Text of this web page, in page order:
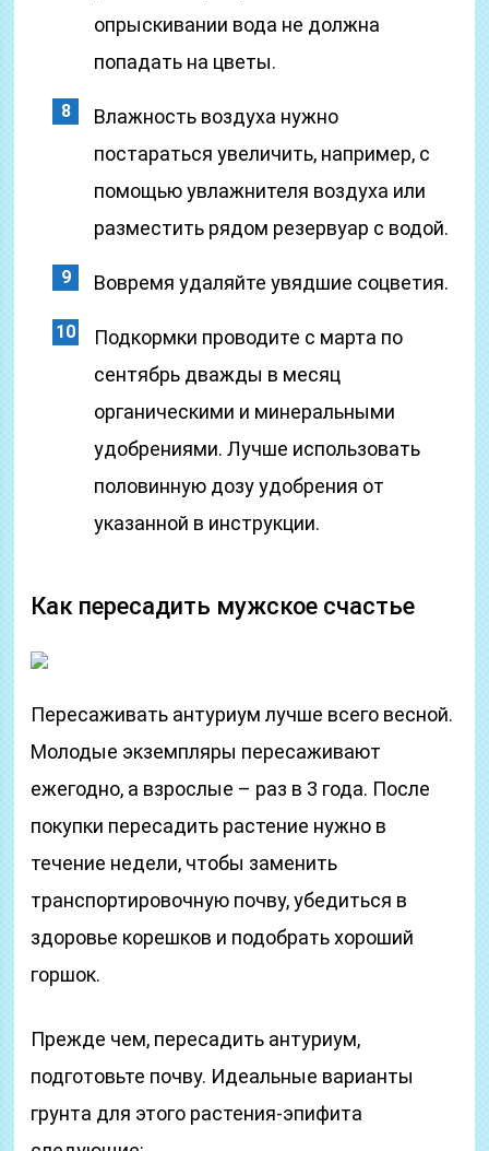
опрыскивании вода не должна
попадать на цветы.
Влажность воздуха нужно
постараться увеличить, например, с
помощью увлажнителя воздуха или
разместить рядом резервуар с водой.
Вовремя удаляйте увядшие соцветия.
Подкормки проводите с марта по
сентябрь дважды в месяц
органическими и минеральными
удобрениями. Лучше использовать
половинную дозу удобрения от
указанной в инструкции.
Как пересадить мужское счастье
Пересаживать антуриум лучше всего весной.
Молодые экземпляры пересаживают
ежегодно, а взрослые – раз в 3 года. После
покупки пересадить растение нужно в
течение недели, чтобы заменить
транспортировочную почву, убедиться в
здоровье корешков и подобрать хороший
горшок.
Прежде чем, пересадить антуриум,
подготовьте почву. Идеальные варианты
грунта для этого растения-эпифита